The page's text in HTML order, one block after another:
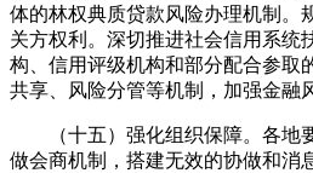
体的林权典质贷款风险办理机制。
关方权利。深切推进社会信用系统
构、信用评级机构和部分配合参取
共享、风险分管等机制，加强金融
（十五）强化组织保障。各地
做会商机制，搭建无效的协做和消